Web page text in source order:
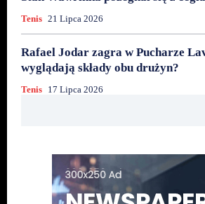
Tenis 21 Lipca 2026
Rafael Jodar zagra w Pucharze
wyglądają składy obu drużyn?
Tenis 17 Lipca 2026